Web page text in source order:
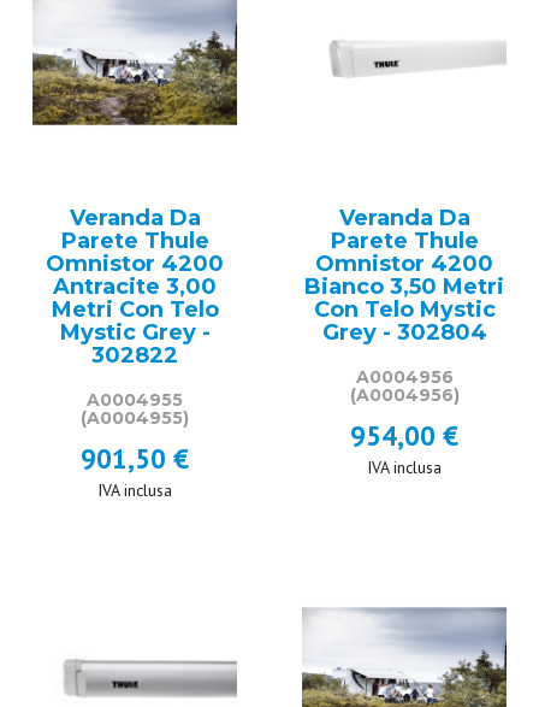
Veranda Da
Parete Thule
Omnistor 4200
Antracite 3,00
Metri Con Telo
Mystic Grey -
302822
A0004955
(A0004955)
901,50 €
IVA inclusa
Veranda Da
Parete Thule
Omnistor 4200
Bianco 3,50 Metri
Con Telo Mystic
Grey - 302804
A0004956
(A0004956)
954,00 €
IVA inclusa